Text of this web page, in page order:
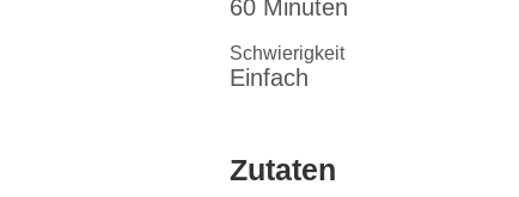
60 Minuten
Schwierigkeit
Einfach
Zutaten